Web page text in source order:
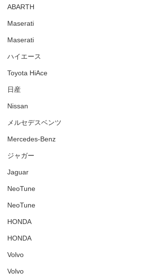
ABARTH
Maserati
Maserati
ハイエース
Toyota HiAce
日産
Nissan
メルセデスベンツ
Mercedes-Benz
ジャガー
Jaguar
NeoTune
NeoTune
HONDA
HONDA
Volvo
Volvo